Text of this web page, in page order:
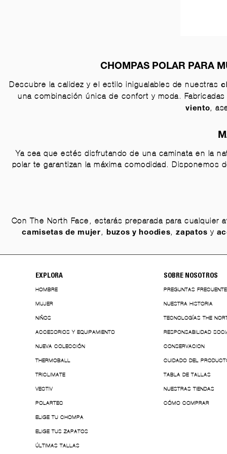
CHOMPAS POLAR PARA
Descubre la calidez y el estilo inigualables de nuestras
una combinación única de confort y moda.
viento,
Ya sea que estés disfrutando de una caminata en la
polar te garantizan la máxima comodidad.
Con The North Face, estarás preparada para
camisetas de mujer , buzos y hoodies,zapatos y
EXPLORA
HOMBRE
MUJER
NIÑOS
ACCESORIOS Y EQUIPAMIENTO
NUEVA COLECCIÓN
THERMOBALL
TRICLIMATE
VECTIV
POLARTEC
ELIGE TU CHOMPA
ELIGE TUS ZAPATOS
ÚLTIMAS TALLAS
SOBRE NOSOTROS
PREGUNTAS
NUESTRA HISTORIA
TECNOLOGÍAS THE
RESPONSABILIDAD
CONSERVACION
CUIDADO DEL
TABLA DE TALLAS
NUESTRAS TIENDAS
CÓMO COMPRAR